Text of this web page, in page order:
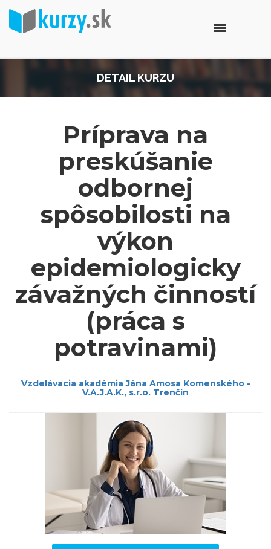
DETAIL KURZU
Príprava na
preskúšanie
odbornej
spôsobilosti na
výkon
epidemiologicky
závažných činností
(práca s
potravinami)
Vzdelávacia akadémia Jána Amosa Komenského -
V.A.J.A.K., s.r.o. Trenčín